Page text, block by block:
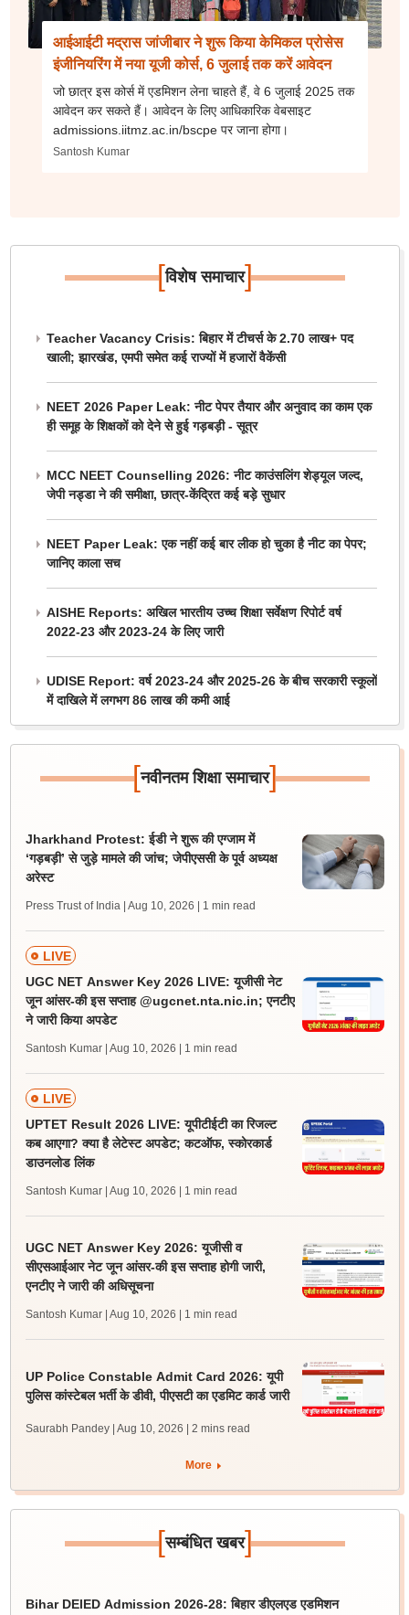
आईआईटी मद्रास जांजीबार ने शुरू किया केमिकल प्रोसेस
इंजीनियरिंग में नया यूजी कोर्स, 6 जुलाई तक करें आवेदन
जो छात्र इस कोर्स में एडमिशन लेना चाहते हैं, वे 6 जुलाई 2025 तक
आवेदन कर सकते हैं। आवेदन के लिए आधिकारिक वेबसाइट
admissions.iitmz.ac.in/bscpe पर जाना होगा।
Santosh Kumar
[विशेष समाचार]
Teacher Vacancy Crisis: बिहार में टीचर्स के 2.70 लाख+ पद
खाली; झारखंड, एमपी समेत कई राज्यों में हजारों वैकेंसी
NEET 2026 Paper Leak: नीट पेपर तैयार और अनुवाद का काम एक
ही समूह के शिक्षकों को देने से हुई गड़बड़ी - सूत्र
MCC NEET Counselling 2026: नीट काउंसलिंग शेड्यूल जल्द,
जेपी नड्डा ने की समीक्षा, छात्र-केंद्रित कई बड़े सुधार
NEET Paper Leak: एक नहीं कई बार लीक हो चुका है नीट का पेपर;
जानिए काला सच
AISHE Reports: अखिल भारतीय उच्च शिक्षा सर्वेक्षण रिपोर्ट वर्ष
2022-23 और 2023-24 के लिए जारी
UDISE Report: वर्ष 2023-24 और 2025-26 के बीच सरकारी स्कूलों
में दाखिले में लगभग 86 लाख की कमी आई
[नवीनतम शिक्षा समाचार]
Jharkhand Protest: ईडी ने शुरू की एग्जाम में
‘गड़बड़ी’ से जुड़े मामले की जांच; जेपीएससी के पूर्व अध्यक्ष
अरेस्ट
Press Trust of India | Aug 10, 2026 | 1 min read
LIVE
UGC NET Answer Key 2026 LIVE: यूजीसी नेट
जून आंसर-की इस सप्ताह @ugcnet.nta.nic.in; एनटीए
ने जारी किया अपडेट
Santosh Kumar | Aug 10, 2026 | 1 min read
LIVE
UPTET Result 2026 LIVE: यूपीटीईटी का रिजल्ट
कब आएगा? क्या है लेटेस्ट अपडेट; कटऑफ, स्कोरकार्ड
डाउनलोड लिंक
Santosh Kumar | Aug 10, 2026 | 1 min read
UGC NET Answer Key 2026: यूजीसी व
सीएसआईआर नेट जून आंसर-की इस सप्ताह होगी जारी,
एनटीए ने जारी की अधिसूचना
Santosh Kumar | Aug 10, 2026 | 1 min read
UP Police Constable Admit Card 2026: यूपी
पुलिस कांस्टेबल भर्ती के डीवी, पीएसटी का एडमिट कार्ड जारी
Saurabh Pandey | Aug 10, 2026 | 2 mins read
More
[सम्बंधित खबर]
Bihar DElED Admission 2026-28: बिहार डीएलएड एडमिशन